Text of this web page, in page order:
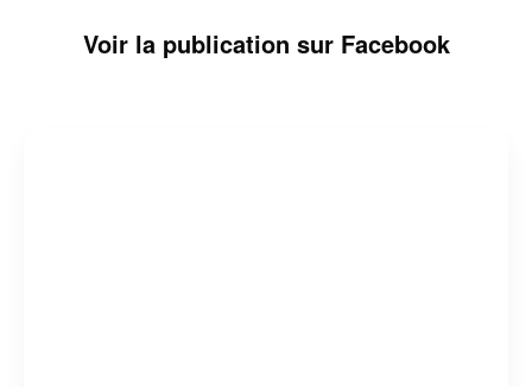
Voir la publication sur Facebook